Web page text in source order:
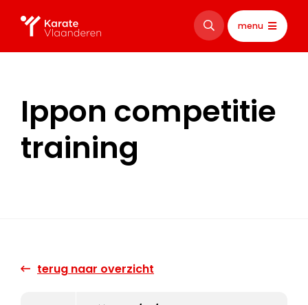
menu
Ippon competitie
training
terug naar overzicht